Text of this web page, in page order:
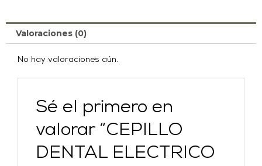
Valoraciones (0)
No hay valoraciones aún.
Sé el primero en
valorar “CEPILLO
DENTAL ELECTRICO